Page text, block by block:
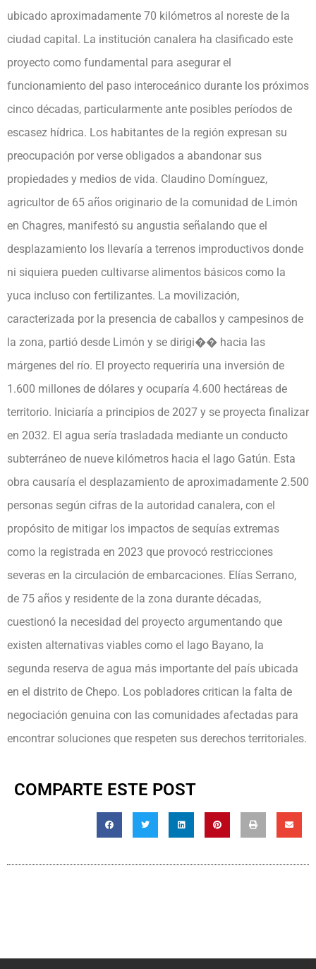
ubicado aproximadamente 70 kilómetros al noreste de la
ciudad capital. La institución canalera ha clasificado este
proyecto como fundamental para asegurar el
funcionamiento del paso interoceánico durante los próximos
cinco décadas, particularmente ante posibles períodos de
escasez hídrica. Los habitantes de la región expresan su
preocupación por verse obligados a abandonar sus
propiedades y medios de vida. Claudino Domínguez,
agricultor de 65 años originario de la comunidad de Limón
en Chagres, manifestó su angustia señalando que el
desplazamiento los llevaría a terrenos improductivos donde
ni siquiera pueden cultivarse alimentos básicos como la
yuca incluso con fertilizantes. La movilización,
caracterizada por la presencia de caballos y campesinos de
la zona, partió desde Limón y se dirigi�� hacia las
márgenes del río. El proyecto requeriría una inversión de
1.600 millones de dólares y ocuparía 4.600 hectáreas de
territorio. Iniciaría a principios de 2027 y se proyecta finalizar
en 2032. El agua sería trasladada mediante un conducto
subterráneo de nueve kilómetros hacia el lago Gatún. Esta
obra causaría el desplazamiento de aproximadamente 2.500
personas según cifras de la autoridad canalera, con el
propósito de mitigar los impactos de sequías extremas
como la registrada en 2023 que provocó restricciones
severas en la circulación de embarcaciones. Elías Serrano,
de 75 años y residente de la zona durante décadas,
cuestionó la necesidad del proyecto argumentando que
existen alternativas viables como el lago Bayano, la
segunda reserva de agua más importante del país ubicada
en el distrito de Chepo. Los pobladores critican la falta de
negociación genuina con las comunidades afectadas para
encontrar soluciones que respeten sus derechos territoriales.
COMPARTE ESTE POST